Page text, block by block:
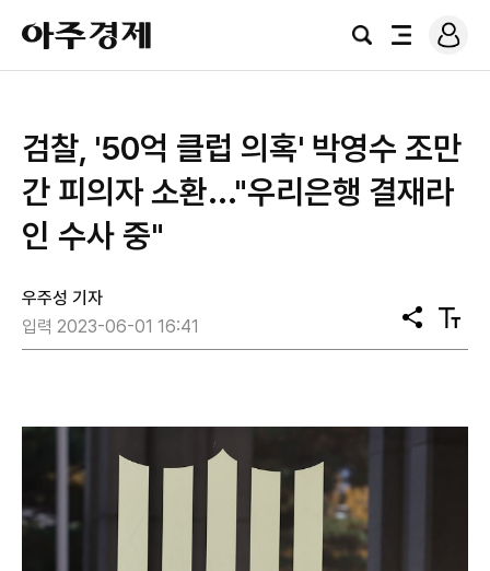
아
주
경
검
전
로
그
검찰, '50억 클럽 의혹' 박영수 조만
간 피의자 소환..."우리은행 결재라
인 수사 중"
우주성 기자
입력 2023-06-01 16:41
공
유
텍
스